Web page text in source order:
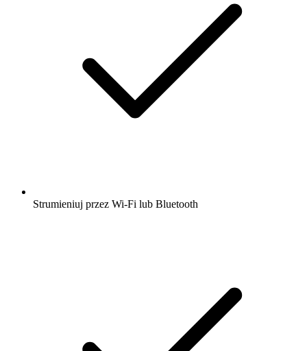
Strumieniuj przez Wi-Fi lub Bluetooth